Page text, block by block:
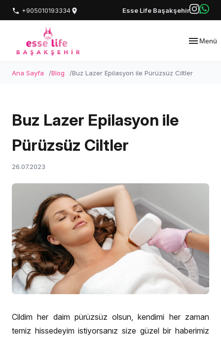
+905010193334 Esse Life Başakşehir
Menü
Ana Sayfa Blog Buz Lazer Epilasyon ile Pürüzsüz Ciltler
Buz Lazer Epilasyon ile
Pürüzsüz Ciltler
26.07.2023
Cildim her daim pürüzsüz olsun, kendimi her zaman
temiz hissedeyim istiyorsanız size güzel bir haberimiz